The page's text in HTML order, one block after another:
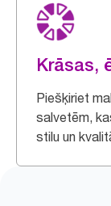
Krāsas,
Piešķiriet
salvetēm,
stilu un